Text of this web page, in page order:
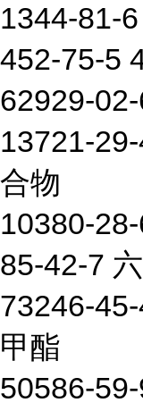
1344-81-
452-75-5
62929-
13721-
合物
10380-
85-42-7
73246-
甲酯
50586-